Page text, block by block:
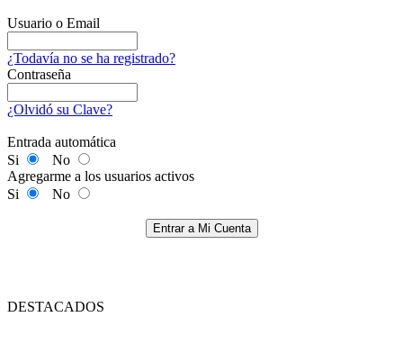
Usuario o Email
¿Todavía no se ha registrado?
Contraseña
¿Olvidó su Clave?
Entrada automática
Si
No
Agregarme a los usuarios activos
Si
No
Entrar a Mi Cuenta
DESTACADOS